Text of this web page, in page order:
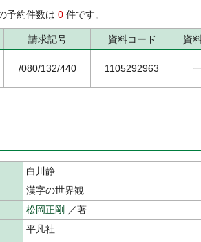
予約件数は 0 件です。
請求記号 資料コード 資
/080/132/440 1105292963
白川静
漢字の世界観
松岡正剛
／著
平凡社